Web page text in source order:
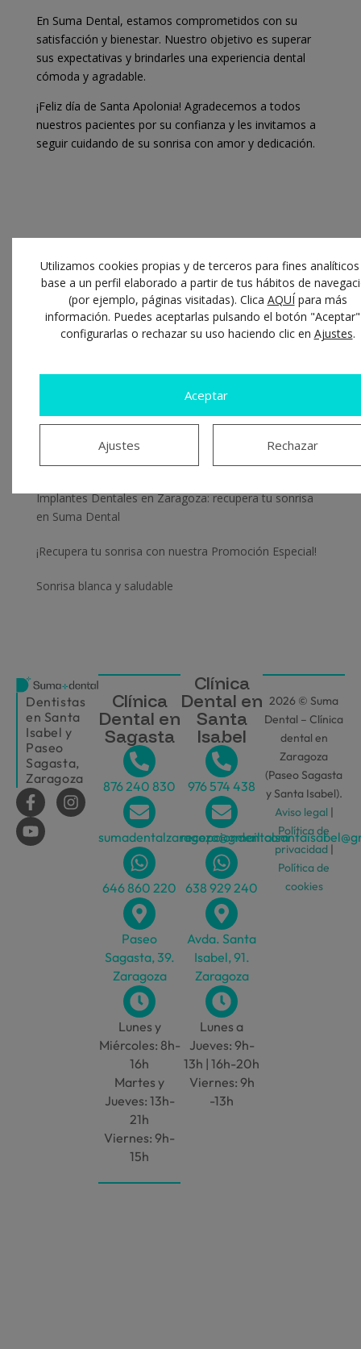
En Suma Dental, estamos comprometidos con su
satisfacción y bienestar. Nuestro objetivo es superar
sus expectativas y brindarles una experiencia dental
cómoda y agradable.
¡Feliz día de Santa Apolonia! Agradecemos a todos
nuestros pacientes por su confianza y les invitamos a
seguir cuidando de su sonrisa con amor y dedicación.
Los mejores dentistas en Zaragoza están en Suma
Dental
Implantes Dentales en Zaragoza: recupera tu sonrisa
en Suma Dental
¡Recupera tu sonrisa con nuestra Promoción Especial!
Sonrisa blanca y saludable
Dentistas
en Santa
Isabel y
Paseo
Sagasta,
Zaragoza
Clínica
Dental en
Sagasta
876 240 830
sumadentalzaragoza@gmail.com
646 860 220
Paseo
Sagasta, 39.
Zaragoza
Lunes y
Miércoles: 8h-
16h
Martes y
Jueves: 13h-
21h
Viernes: 9h-
15h
Clínica
Dental en
Santa
Isabel
976 574 438
638 929 240
Avda. Santa
Isabel, 91.
Zaragoza
Lunes a
Jueves: 9h-
13h | 16h-20h
Viernes: 9h
-13h
2026 © Suma
Dental – Clínica
dental en
Zaragoza
(Paseo Sagasta
y Santa Isabel).
Aviso legal |
Política de
privacidad|
Política de
cookies
Utilizamos cookies propias y de terceros para fines
base a un perfil elaborado a partir de tus hábitos de
(por ejemplo, páginas visitadas). Clica AQUÍpara más
información. Puedes aceptarlas pulsando el botón
configurarlas o rechazar su uso haciendo clic en Ajustes.
Aceptar
Rechazar
Ajustes